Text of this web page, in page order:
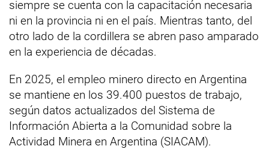
siempre se cuenta con la capacitación necesaria
ni en la provincia ni en el país. Mientras tanto, del
otro lado de la cordillera se abren paso amparado
en la experiencia de décadas.
En 2025, el empleo minero directo en Argentina
se mantiene en los 39.400 puestos de trabajo,
según datos actualizados del Sistema de
Información Abierta a la Comunidad sobre la
Actividad Minera en Argentina (SIACAM).